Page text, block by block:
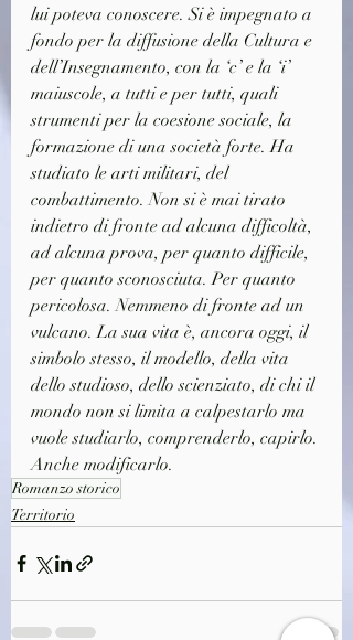
lui poteva conoscere. Si è impegnato a
fondo per la diffusione della Cultura e
dell’Insegnamento, con la ‘c’ e la ‘i’
maiuscole, a tutti e per tutti, quali
strumenti per la coesione sociale, la
formazione di una società forte. Ha
studiato le arti militari, del
combattimento. Non si è mai tirato
indietro di fronte ad alcuna difficoltà,
ad alcuna prova, per quanto difficile,
per quanto sconosciuta. Per quanto
pericolosa. Nemmeno di fronte ad un
vulcano. La sua vita è, ancora oggi, il
simbolo stesso, il modello, della vita
dello studioso, dello scienziato, di chi il
mondo non si limita a calpestarlo ma
vuole studiarlo, comprenderlo, capirlo.
Anche modificarlo.
Romanzo storico
Territorio